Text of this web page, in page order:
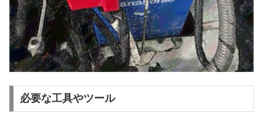
必要な工具やツール